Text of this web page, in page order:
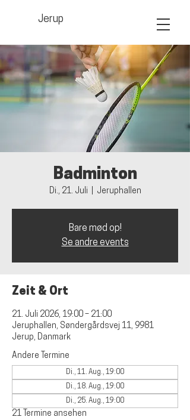
Jerup
Badminton
Di., 21. Juli Jeruphallen
Bare mød op!
Se andre events
Zeit & Ort
21. Juli 2026, 19:00 – 21:00
Jeruphallen, Søndergårdsvej 11, 9981
Jerup, Danmark
Andere Termine
Di., 11. Aug., 19:00
Di., 18. Aug., 19:00
Di., 25. Aug., 19:00
21 Termine ansehen